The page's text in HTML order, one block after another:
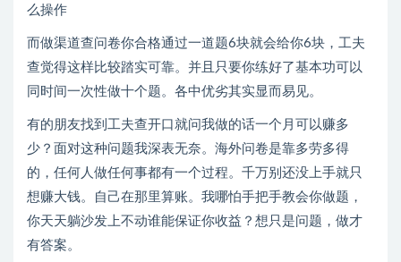
而做渠道查问卷你合格通过一道题6块就会给你6块，工夫
查觉得这样比较踏实可靠。并且只要你练好了基本功可以
同时间一次性做十个题。各中优劣其实显而易见。
有的朋友找到工夫查开口就问我做的话一个月可以赚多
少？面对这种问题我深表无奈。海外问卷是靠多劳多得
的，任何人做任何事都有一个过程。千万别还没上手就只
想赚大钱。自己在那里算账。我哪怕手把手教会你做题，
你天天躺沙发上不动谁能保证你收益？想只是问题，做才
有答案。